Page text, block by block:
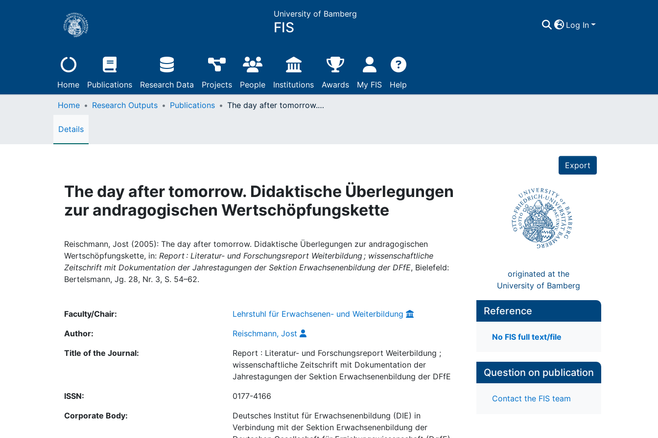
University of Bamberg
FIS Log In
Home Publications Research Data Projects People Institutions Awards My FIS Help
Home Research Outputs Publications The day after tomorrow. Didaktische Überlegungen zur andragogischen Wertschöpfungskette
Details
Export
The day after tomorrow. Didaktische Überlegungen
zur andragogischen Wertschöpfungskette
Reischmann, Jost (2005): The day after tomorrow. Didaktische Überlegungen zur andragogischen
Wertschöpfungskette, in: Report : Literatur- und Forschungsreport Weiterbildung ; wissenschaftliche
Zeitschrift mit Dokumentation der Jahrestagungen der Sektion Erwachsenenbildung der DFfE, Bielefeld:
Bertelsmann, Jg. 28, Nr. 3, S. 54–62.
originated at the
University of Bamberg
Faculty/Chair:
Lehrstuhl für Erwachsenen- und Weiterbildung
Author:
Reischmann, Jost
Title of the Journal:
Report : Literatur- und Forschungsreport Weiterbildung ;
wissenschaftliche Zeitschrift mit Dokumentation der
Jahrestagungen der Sektion Erwachsenenbildung der DFfE
ISSN:
0177-4166
Corporate Body:
Deutsches Institut für Erwachsenenbildung (DIE) in
Verbindung mit der Sektion Erwachsenenbildung der
Reference
No FIS full text/file
Question on publication
Contact the FIS team